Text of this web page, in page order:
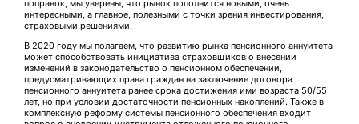
поправок, мы уверены, что рынок пополнится новыми, очень
интересными, а главное, полезными с точки зрения инвестирования,
страховыми решениями.
В 2020 году мы полагаем, что развитию рынка пенсионного аннуитета
может способствовать инициатива страховщиков о внесении
изменений в законодательство о пенсионном обеспечении,
предусматривающих права граждан на заключение договора
пенсионного аннуитета ранее срока достижения ими возраста 50/55
лет, но при условии достаточности пенсионных накоплений. Также в
комплексную реформу системы пенсионного обеспечения входит